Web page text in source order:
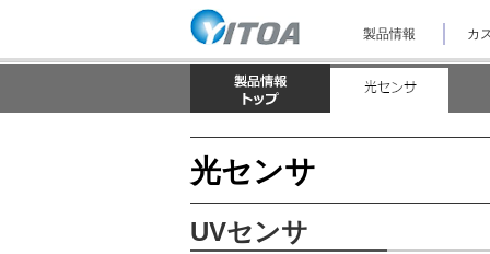
ナ
ビ
ゲ
ョ
ン
ス
キ
ッ
プ
し
製品情報 カ
光センサ
UVセンサ